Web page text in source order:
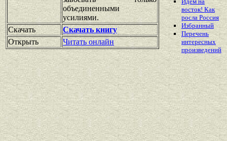
объединенными
усилиями.
Скачать
Скачать книгу
Открыть
Читать онлайн
восток! Как
росла Россия
Избранный
Перечень
интересных
произведений